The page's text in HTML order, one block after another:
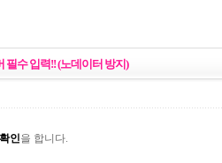
필수 입력!! (노데이터 방지)
인을 합니다.